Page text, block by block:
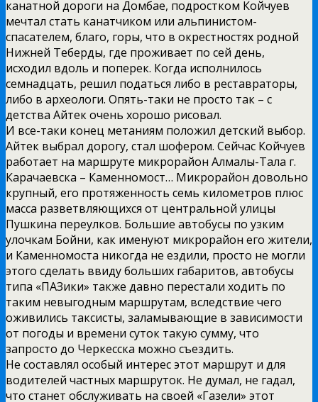
канатной дороги на Домбае, подростком Койчуев
мечтал стать канатчиком или альпинистом-
спасателем, благо, горы, что в окрестностях родной
Нижней Теберды, где проживает по сей день,
исходил вдоль и поперек. Когда исполнилось
семнадцать, решил податься либо в реставраторы,
либо в археологи. Опять-таки не просто так – с
детства Айтек очень хорошо рисовал.
И все-таки конец метаниям положил детский выбор.
Айтек выбрал дорогу, стал шофером. Сейчас Койчуев
работает на маршруте микрорайон Алмалы-Тала г.
Карачаевска – Каменномост… Микрорайон довольно
крупный, его протяженность семь километров плюс
масса разветвляющихся от центральной улицы
Пушкина переулков. Большие автобусы по узким
улочкам Бойни, как именуют микрорайон его жители,
и Каменномоста никогда не ездили, просто не могли
этого сделать ввиду больших габаритов, автобусы
типа «ПАЗики» также давно перестали ходить по
таким невыгодным маршрутам, вследствие чего
оживились таксисты, заламывающие в зависимости
от погоды и времени суток такую сумму, что
запросто до Черкесска можно съездить.
Не составлял особый интерес этот маршрут и для
водителей частных маршруток. Не думал, не гадал,
что станет обслуживать на своей «Газели» этот